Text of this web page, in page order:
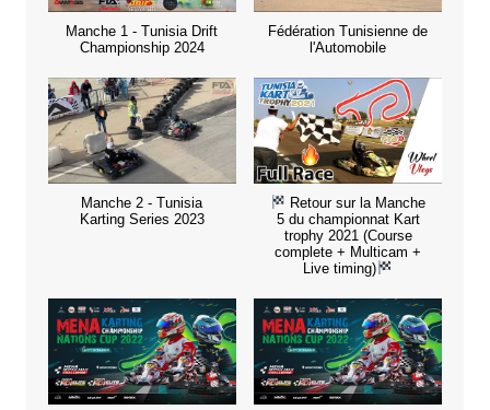
Manche 1 - Tunisia Drift
Championship 2024
Fédération Tunisienne de
l'Automobile
Manche 2 - Tunisia
Karting Series 2023
Retour sur la Manche
5 du championnat Kart
trophy 2021 (Course
complete + Multicam +
Live timing)